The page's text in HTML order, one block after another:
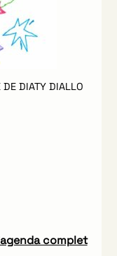
DIATY DIALLO
complet